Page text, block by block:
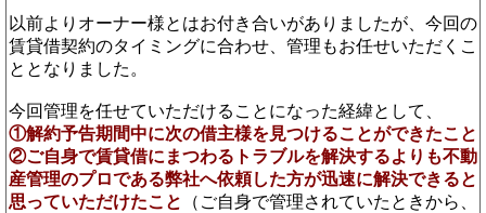
以前よりオーナー様とはお付き合いがありましたが、今回の
賃貸借契約のタイミングに合わせ、管理もお任せいただくこ
ととなりました。
今回管理を任せていただけることになった経緯として、
①解約予告期間中に次の借主様を見つけることができたこと
②ご自身で賃貸借にまつわるトラブルを解決するよりも不動
産管理のプロである弊社へ依頼した方が迅速に解決できると
思っていただけたこと
（ご自身で管理されていたときから、